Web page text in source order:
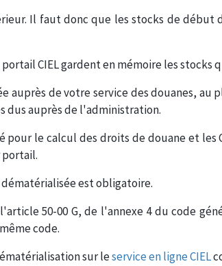
Il faut donc que les stocks de
CIEL gardent en mémoire les stocks
de votre service des douanes, au
dus auprès de l'administration.
le calcul des droits de douane et les
portail.
dématérialisée est obligatoire.
50-00 G, de l'annexe 4 du code
code.
sur leservice en ligne CIEL